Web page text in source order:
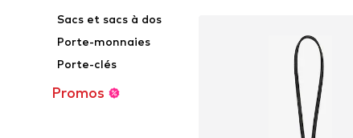
Sacs et sacs à dos
Porte-monnaies
Porte-clés
Promos